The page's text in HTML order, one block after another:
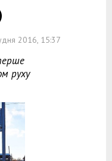
2016, 15:37
руху